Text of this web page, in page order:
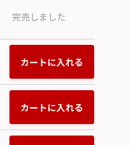
完売しました
カートに入れる
カートに入れる